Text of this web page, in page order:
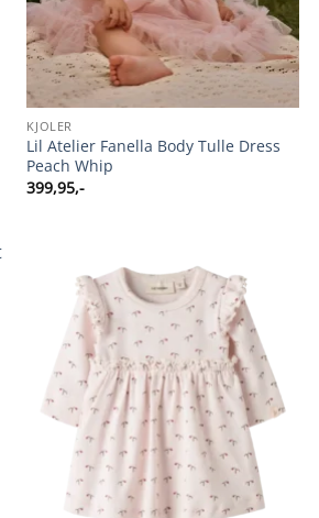
KJOLER
Lil Atelier Fanella Body Tulle Dress
Peach Whip
399,95,-